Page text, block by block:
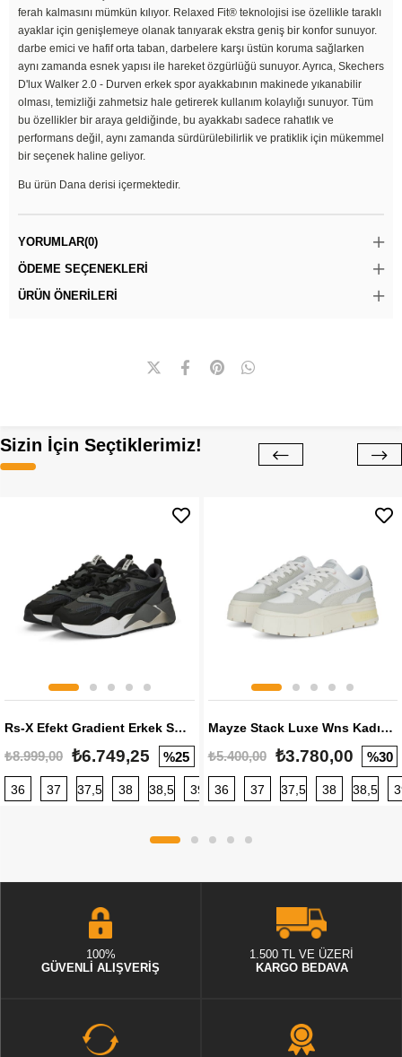
ferah kalmasını mümkün kılıyor. Relaxed Fit® teknolojisi ise özellikle taraklı
ayaklar için genişlemeye olanak tanıyarak ekstra geniş bir konfor sunuyor.
darbe emici ve hafif orta taban, darbelere karşı üstün koruma sağlarken
aynı zamanda esnek yapısı ile hareket özgürlüğü sunuyor. Ayrıca, Skechers
D'lux Walker 2.0 - Durven erkek spor ayakkabının makinede yıkanabilir
olması, temizliği zahmetsiz hale getirerek kullanım kolaylığı sunuyor. Tüm
bu özellikler bir araya geldiğinde, bu ayakkabı sadece rahatlık ve
performans değil, aynı zamanda sürdürülebilirlik ve pratiklik için mükemmel
bir seçenek haline geliyor.
Bu ürün Dana derisi içermektedir.
YORUMLAR(0)
ÖDEME SEÇENEKLERI
ÜRÜN ÖNERILERI
Sizin İçin Seçtiklerimiz!
Rs-X Efekt Gradient Erkek Sneaker
₺8.999,00 ₺6.749,25 %25
36 37 37,5 38 38,5 39 40 40,5 41 42 42,5
Mayze Stack Luxe Wns Kadın Sneaker
₺5.400,00 ₺3.780,00 %30
36 37 37,5 38 38,5
100%
GÜVENLİ ALIŞVERİŞ
1.500 TL VE ÜZERİ
KARGO BEDAVA